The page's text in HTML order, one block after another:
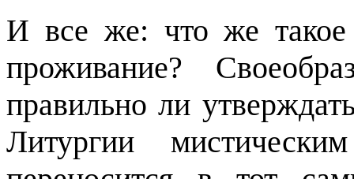
И все же: что же такое
проживание?
правильно ли
Литургии